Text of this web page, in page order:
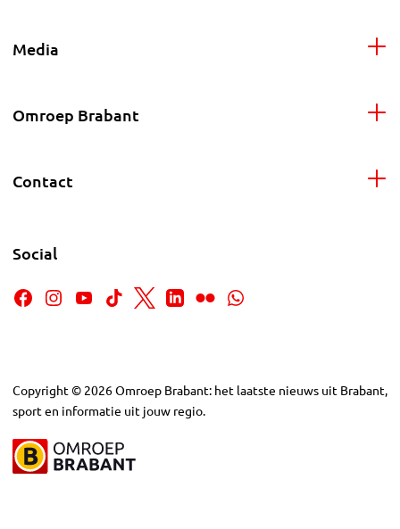
Media
Omroep Brabant
Contact
Social
Copyright © 2026Omroep Brabant: het laatste nieuws uit Brabant,
sport en informatie uit jouw regio.